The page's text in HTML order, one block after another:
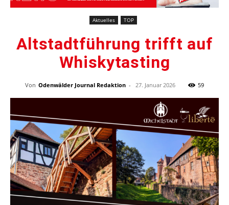
Aktuelles TOP
Altstadtführung trifft auf
Whiskytasting
Von Odenwälder Journal Redaktion - 27. Januar 2026 59